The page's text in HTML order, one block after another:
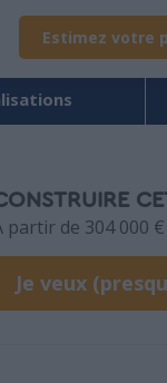
Estimez votre
partir de 304 000
Je veux